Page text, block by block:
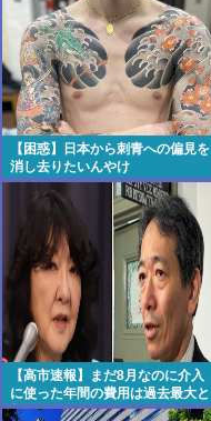
【困惑】日本から刺青への偏見を
消し去りたいんやけ
ど・・・・・・・・・
【高市速報】まだ8月なのに介入
に使った年間の費用は過去最大と
判明